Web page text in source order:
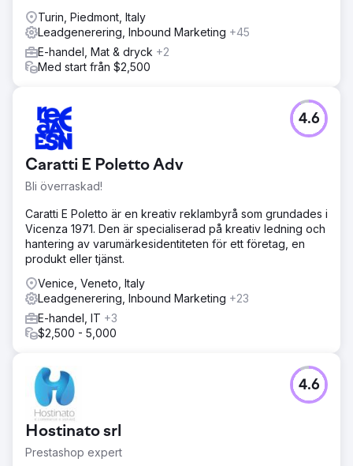
Turin, Piedmont, Italy
Leadgenerering, Inbound Marketing +45
E-handel, Mat & dryck +2
Med start från $2,500
Caratti E Poletto Adv
Bli överraskad!
4.6
Caratti E Poletto är en kreativ reklambyrå som grundades i
Vicenza 1971. Den är specialiserad på kreativ ledning och
hantering av varumärkesidentiteten för ett företag, en
produkt eller tjänst.
Venice, Veneto, Italy
Leadgenerering, Inbound Marketing +23
E-handel, IT +3
$2,500 - 5,000
Hostinato srl
Prestashop expert
4.6